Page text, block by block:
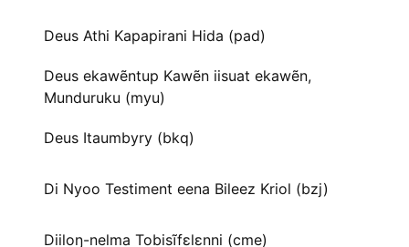
Deus Athi Kapapirani Hida (pad)
Deus ekawẽntup Kawẽn iisuat ekawẽn,
Munduruku (myu)
Deus Itaumbyry (bkq)
Di Nyoo Testiment eena Bileez Kriol (bzj)
Diiloŋ-nelma Tobisĩfɛlɛnni (cme)